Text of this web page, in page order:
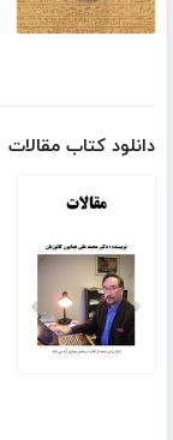
دانلود کتاب مقالات